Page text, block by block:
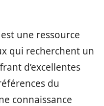
est une ressource
qui recherchent un
d’excellentes
du
connaissance